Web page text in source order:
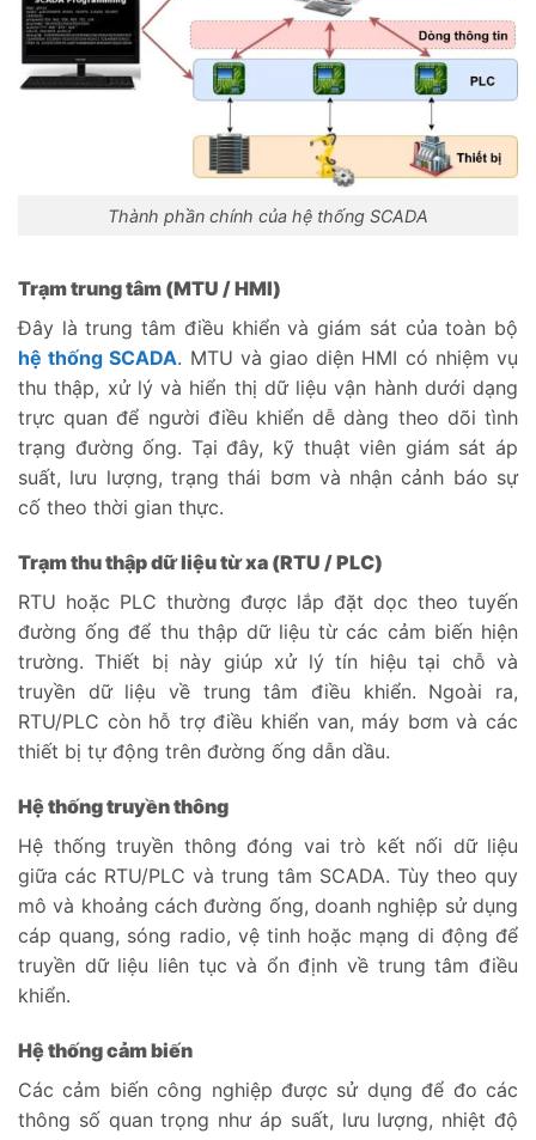
Thành phần chính của hệ thống SCADA
Trạm trung tâm (MTU / HMI)
Đây là trung tâm điều khiển và giám sát của toàn bộ
hệ thống SCADA. MTU và giao diện HMI có nhiệm vụ
thu thập, xử lý và hiển thị dữ liệu vận hành dưới dạng
trực quan để người điều khiển dễ dàng theo dõi tình
trạng đường ống. Tại đây, kỹ thuật viên giám sát áp
suất, lưu lượng, trạng thái bơm và nhận cảnh báo sự
cố theo thời gian thực.
Trạm thu thập dữ liệu từ xa (RTU / PLC)
RTU hoặc PLC thường được lắp đặt dọc theo tuyến
đường ống để thu thập dữ liệu từ các cảm biến hiện
trường. Thiết bị này giúp xử lý tín hiệu tại chỗ và
truyền dữ liệu về trung tâm điều khiển. Ngoài ra,
RTU/PLC còn hỗ trợ điều khiển van, máy bơm và các
thiết bị tự động trên đường ống dẫn dầu.
Hệ thống truyền thông
Hệ thống truyền thông đóng vai trò kết nối dữ liệu
giữa các RTU/PLC và trung tâm SCADA. Tùy theo quy
mô và khoảng cách đường ống, doanh nghiệp sử dụng
cáp quang, sóng radio, vệ tinh hoặc mạng di động để
truyền dữ liệu liên tục và ổn định về trung tâm điều
khiển.
Hệ thống cảm biến
Các cảm biến công nghiệp được sử dụng để đo các
thông số quan trọng như áp suất, lưu lượng, nhiệt độ